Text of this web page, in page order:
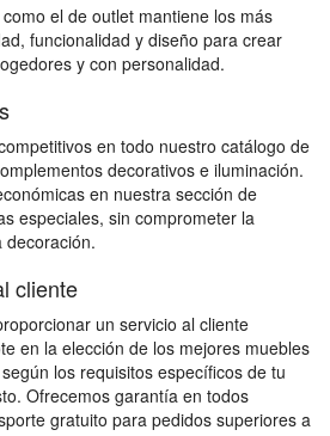
el de outlet mantiene los más
funcionalidad y diseño para crear
y con personalidad.
en todo nuestro catálogo de
decorativos e iluminación.
en nuestra sección de
especiales, sin comprometer la
decoración.
cliente
un servicio al cliente
en la elección de los mejores muebles
los requisitos específicos de tu
Ofrecemos garantía en todos
gratuito para pedidos superiores a